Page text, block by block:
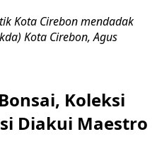
Kota Cirebon mendadak
Kota Cirebon, Agus
Koleksi
Diakui Maestro